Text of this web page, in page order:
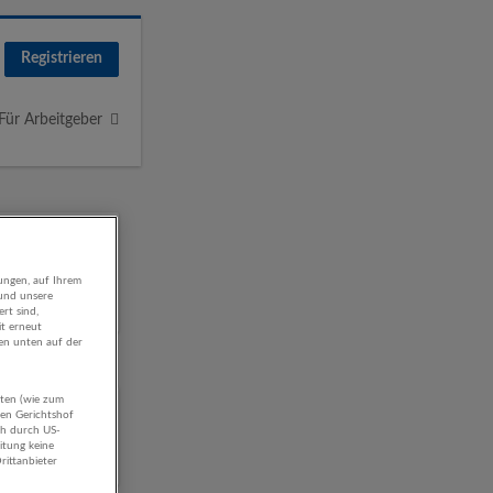
Registrieren
Für Arbeitgeber
auf Ihrem
unsere
sind,
erneut
unten auf der
(wie zum
Gerichtshof
durch US-
keine